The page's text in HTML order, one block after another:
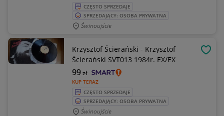
CZĘSTO SPRZEDAJE
SPRZEDAJĄCY: OSOBA PRYWATNA
Świnoujście
Krzysztof Ścierański - Krzysztof
Ścierański SVT013 1984r. EX/EX
KUP TERAZ
99zł
CZĘSTO SPRZEDAJE
SPRZEDAJĄCY: OSOBA PRYWATNA
Świnoujście